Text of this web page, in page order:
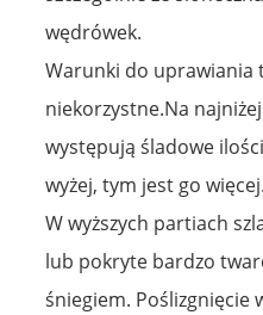
wędrówek.
Warunki do uprawiania
niekorzystne.Na
występują śladowe
wyżej, tym jest go więcej.
W wyższych partiach
lub pokryte bardzo
śniegiem. Poślizgnięcie